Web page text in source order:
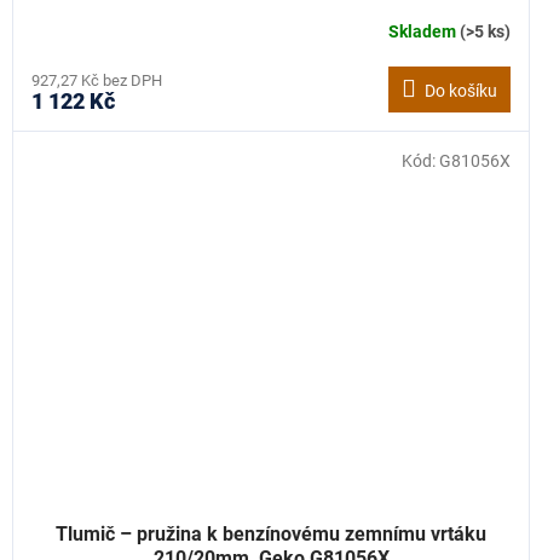
Skladem(>5 ks)
927,27 Kč bez DPH
1 122 Kč Do košíku
Tlumič – pružina k benzínovému zemnímu vrtáku
Kód: G81056X